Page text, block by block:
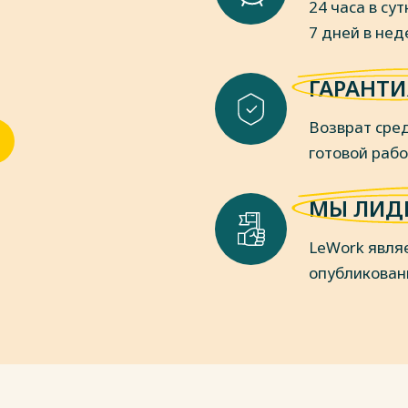
в системе обеспечения
/ М. С. Власова, Т. Б. Альгина. –
Международного банковского
денежными потоками
// Финансовая
Саратов, 19–20 мая 2020 года. –
образовательного учреждения
университет им. Г.В.
24 часа в
7 дней в
Возврат
готовой
МЫ
LeWork